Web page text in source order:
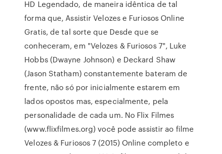
HD Legendado, de maneira idêntica de tal
forma que, Assistir Velozes e Furiosos Online
Gratis, de tal sorte que Desde que se
conheceram, em "Velozes & Furiosos 7", Luke
Hobbs (Dwayne Johnson) e Deckard Shaw
(Jason Statham) constantemente bateram de
frente, não só por inicialmente estarem em
lados opostos mas, especialmente, pela
personalidade de cada um. No Flix Filmes
(www.flixfilmes.org) você pode assistir ao filme
Velozes & Furiosos 7 (2015) Online completo e